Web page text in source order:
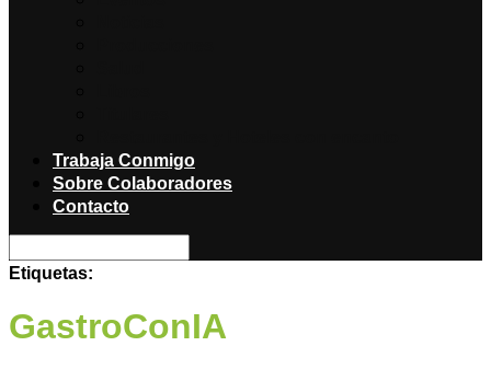
Trabaja Conmigo
Sobre Colaboradores
Contacto
Etiquetas:
GastroConIA